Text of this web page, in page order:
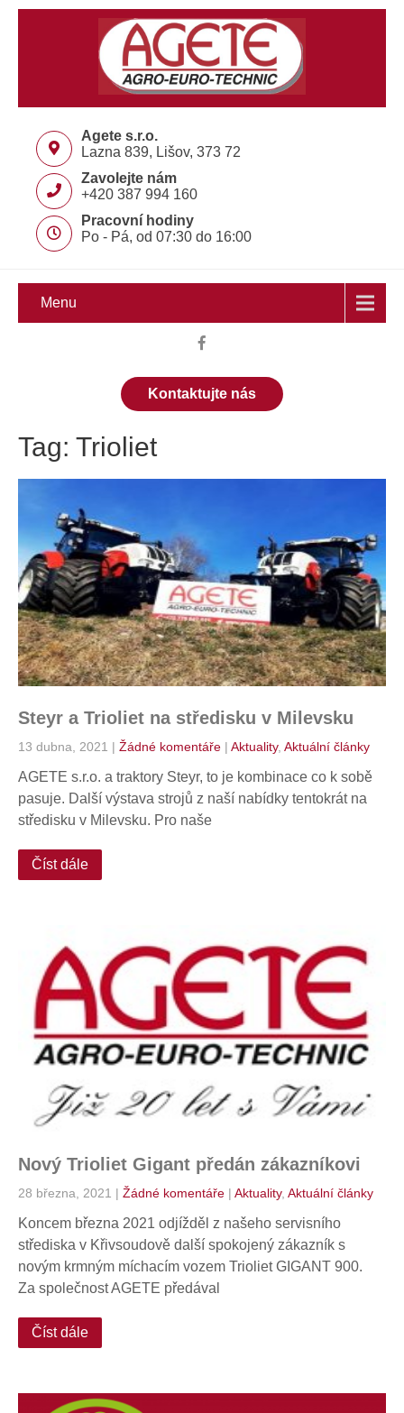
Agete s.r.o.
Lazna 839, Lišov, 373 72
Zavolejte nám
+420 387 994 160
Pracovní hodiny
Po - Pá, od 07:30 do 16:00
Menu
Kontaktujte nás
Tag: Trioliet
Steyr a Trioliet na středisku v Milevsku
13 dubna, 2021 | Žádné komentáře | Aktuality, Aktuální články
AGETE s.r.o. a traktory Steyr, to je kombinace co k sobě
pasuje. Další výstava strojů z naší nabídky tentokrát na
středisku v Milevsku. Pro naše
Číst dále
Nový Trioliet Gigant předán zákazníkovi
28 března, 2021 | Žádné komentáře | Aktuality, Aktuální články
Koncem března 2021 odjížděl z našeho servisního
střediska v Křivsoudově další spokojený zákazník s
novým krmným míchacím vozem Trioliet GIGANT 900.
Za společnost AGETE předával
Číst dále